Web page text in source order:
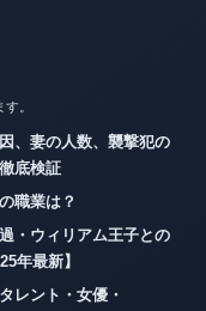
。
、妻の人数、襲撃犯の
底検証
職業は？
・ウィリアム王子との
年最新】
レント・女優・